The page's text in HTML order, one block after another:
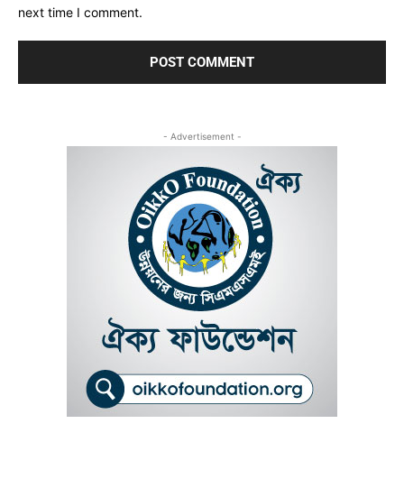
next time I comment.
- Advertisement -